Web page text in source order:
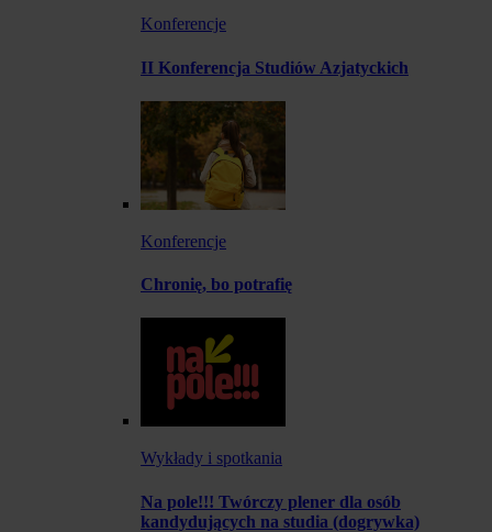
Konferencje
II Konferencja Studiów Azjatyckich
Konferencje
Chronię, bo potrafię
Wykłady i spotkania
Na pole!!! Twórczy plener dla osób
kandydujących na studia (dogrywka)